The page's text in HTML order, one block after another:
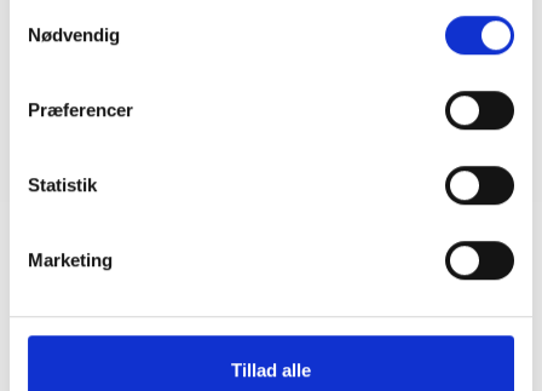
Nødvendig
Præferencer
Statistik
Marketing
Tillad alle
BL INFORMERER
kommunale lejemål i almene ældre- og
plejeboliger